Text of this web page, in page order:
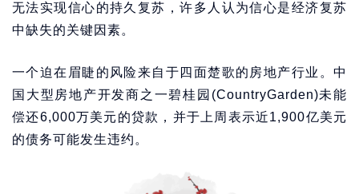
无法实现信心的持久复苏，许多人认为信心是经济复苏
中缺失的关键因素。
一个迫在眉睫的风险来自于四面楚歌的房地产行业。中
国大型房地产开发商之一碧桂园(CountryGarden)未能
偿还6,000万美元的贷款，并于上周表示近1,900亿美元
的债务可能发生违约。